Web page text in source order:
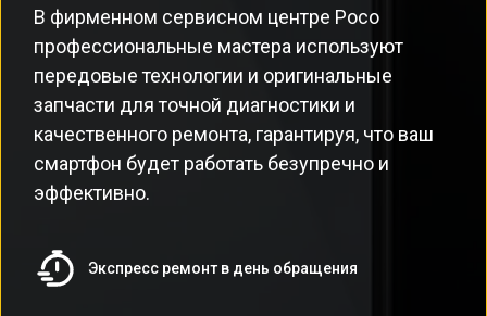
В фирменном сервисном центре Poco
профессиональные мастера используют
передовые технологии и оригинальные
запчасти для точной диагностики и
качественного ремонта, гарантируя, что ваш
смартфон будет работать безупречно и
эффективно.
Экспресс ремонт в день обращения